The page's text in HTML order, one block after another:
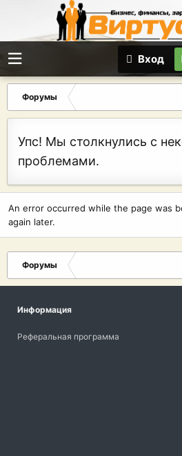
Вход
Форумы
Упс! Мы столкнулись с
проблемами.
An error occurred while the page was
again later.
Форумы
Информация
Реферальная программа